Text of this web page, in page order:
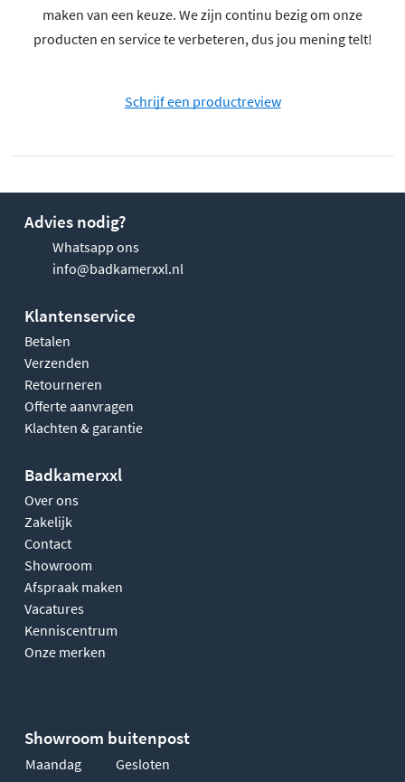
maken van een keuze. We zijn continu bezig om onze
producten en service te verbeteren, dus jou mening telt!
Schrijf een productreview
Advies nodig?
Whatsapp ons
info@badkamerxxl.nl
Klantenservice
Betalen
Verzenden
Retourneren
Offerte aanvragen
Klachten & garantie
Badkamerxxl
Over ons
Zakelijk
Contact
Showroom
Afspraak maken
Vacatures
Kenniscentrum
Onze merken
Showroom buitenpost
Maandag
Gesloten